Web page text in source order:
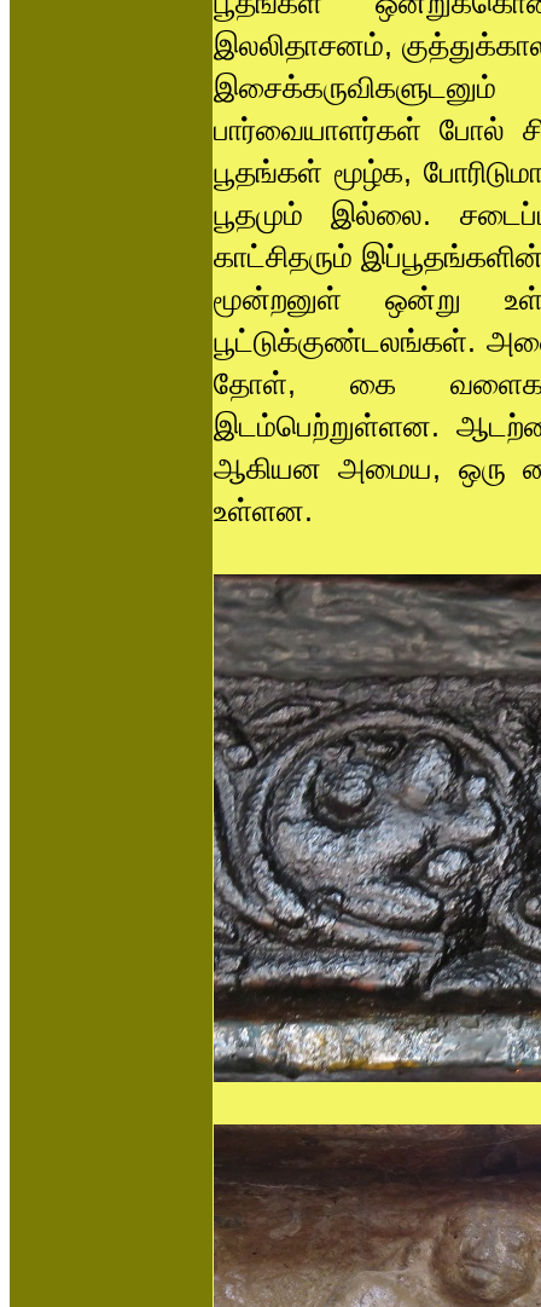
இலலிதாசனம்,
பார்வையாளர்கள் போல்
பூதங்கள் மூழ்க,
பூதமும் இல்லை.
காட்சிதரும்
மூன்றனுள் ஒன்று
பூட்டுக்குண்டலங்கள்.
தோள், கை வளைகள்
இடம்பெற்றுள்ளன.
ஆகியன அமைய, ஒரு
உள்ளன.